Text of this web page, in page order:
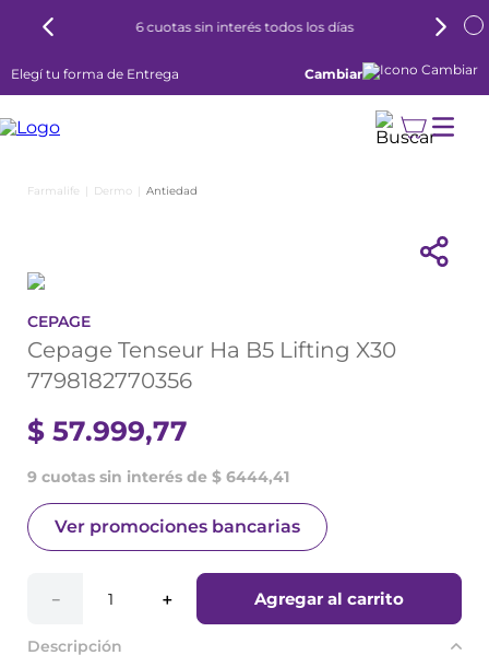
6 cuotas sin interés todos los días
Elegí tu forma de Entrega Cambiar
Dermo Antiedad
CEPAGE
Cepage Tenseur Ha B5 Lifting X30
7798182770356
$ 57.999,77
9 cuotas sin interés de $ 6444,41
Ver promociones bancarias
＋
－ Agregar al carrito
Descripción